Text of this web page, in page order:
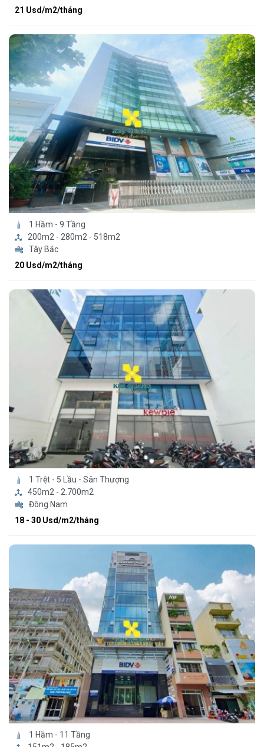
21 Usd/m2/tháng
1 Hầm - 9 Tầng
200m2 - 280m2 - 518m2
Tây Bắc
20 Usd/m2/tháng
1 Trệt - 5 Lầu - Sân Thượng
450m2 - 2.700m2
Đông Nam
18 - 30 Usd/m2/tháng
1 Hầm - 11 Tầng